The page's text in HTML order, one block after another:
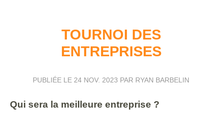
TOURNOI DES
ENTREPRISES
PUBLIÉE LE 24 NOV. 2023 PAR RYAN BARBELIN
Qui sera la meilleure entreprise ?